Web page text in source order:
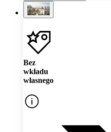
Bez
wkładu
własnego